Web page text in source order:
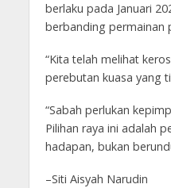
berlaku pada Januari
berbanding permainan
“Kita telah melihat
perebutan kuasa yang
“Sabah perlukan
Pilihan raya ini adalah
hadapan, bukan
–Siti Aisyah Narudin